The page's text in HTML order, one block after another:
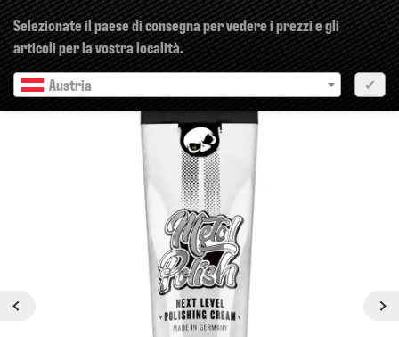
Selezionate il paese di consegna per vedere i prezzi e gli
articoli per la vostra località.
Austria
✔
Precedente Prossimo